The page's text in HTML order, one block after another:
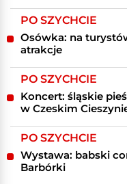
PO SZYCHCIE
Osówka: na
atrakcje
PO SZYCHCIE
Koncert: śląskie
w Czeskim
PO SZYCHCIE
Wystawa: babski
Barbórki